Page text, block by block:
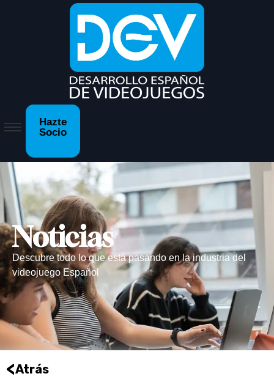
Hazte
Socio
Noticias
Descubre todo lo que está pasando en la industria del
videojuego Español
<Atrás